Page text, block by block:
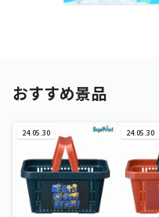
おすすめ景品
24.05.30 24.05.30